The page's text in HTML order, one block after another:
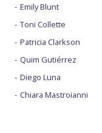
Emily Blunt
Toni Collette
Patricia Clarkson
Quim Gutiérrez
Diego Luna
Chiara Mastroianni